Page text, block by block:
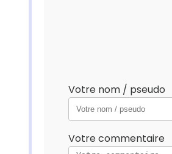
Votre nom / pseudo
Votre commentaire